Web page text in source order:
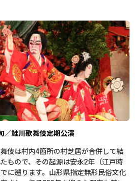
／鮭川歌舞伎定期公演
伎は村内4箇所の村芝居が合併して結
もので、その起源は安永2年（江戸時
に遡ります。山形県指定無形民俗文化